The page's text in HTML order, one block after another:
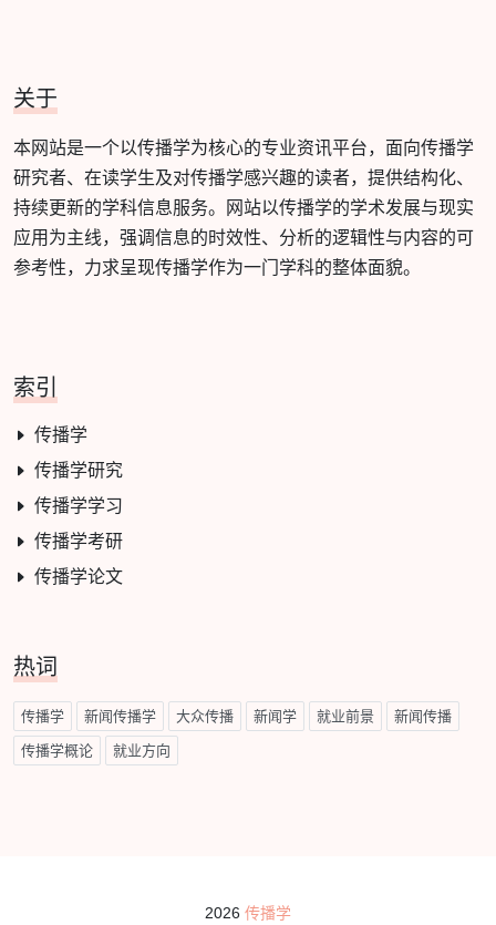
关于
本网站是一个以传播学为核心的专业资讯平台，面向传播学
研究者、在读学生及对传播学感兴趣的读者，提供结构化、
持续更新的学科信息服务。网站以传播学的学术发展与现实
应用为主线，强调信息的时效性、分析的逻辑性与内容的可
参考性，力求呈现传播学作为一门学科的整体面貌。
索引
传播学
传播学研究
传播学学习
传播学考研
传播学论文
热词
传播学 新闻传播学 大众传播 新闻学 就业前景 新闻传播
传播学概论 就业方向
2026 传播学